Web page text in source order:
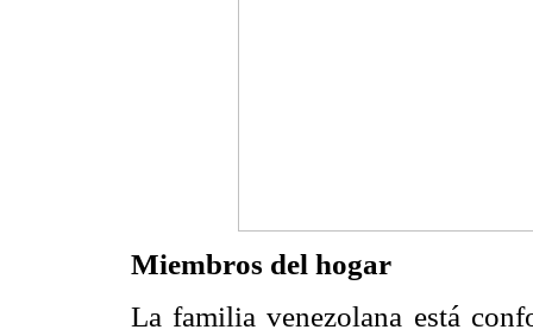
Miembros del hogar
La familia venezolana está